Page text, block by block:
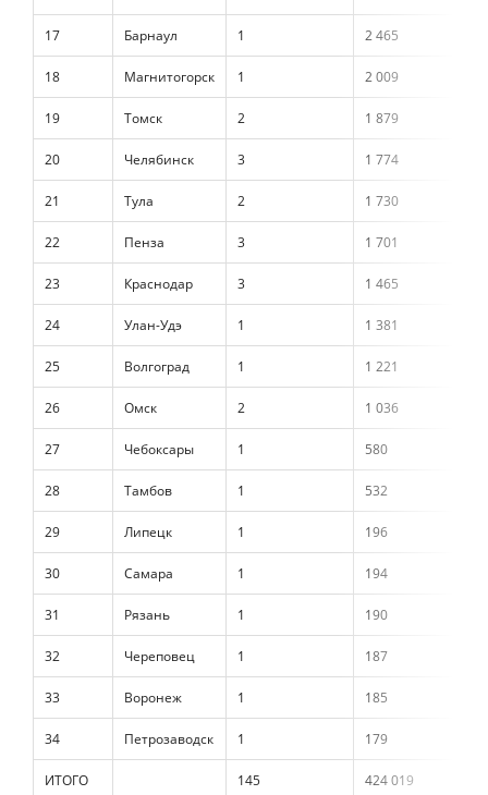
17 Барнаул 1 2 465
18 Магнитогорск 1 2 009
19 Томск 2 1 879
20 Челябинск 3 1 774
21 Тула 2 1 730
22 Пенза 3 1 701
23 Краснодар 3 1 465
24 Улан-Удэ 1 1 381
25 Волгоград 1 1 221
26 Омск 2 1 036
27 Чебоксары 1 580
28 Тамбов 1 532
29 Липецк 1 196
30 Самара 1 194
31 Рязань 1 190
32 Череповец 1 187
33 Воронеж 1 185
34 Петрозаводск 1 179
ИТОГО 145 424 019